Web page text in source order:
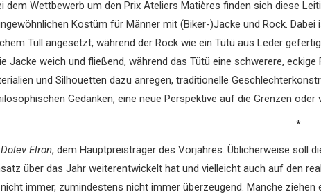
dem Wettbewerb um den Prix Ateliers Matières finden sich diese
Kostüm für Männer mit (Biker-)Jacke und Rock.
Tüll angesetzt, während der Rock wie ein Tütü aus Leder
Jacke weich und fließend, während das Tütü eine schwerere,
und Silhouetten dazu anregen, traditionelle
Gedanken, eine neue Perspektive auf die Grenzen
*
Dolev Elron, dem Hauptpreisträger des Vorjahres. Üblicherweise soll
über das Jahr weiterentwickelt hat und vielleicht auch auf den
immer, zumindestens nicht immer überzeugend. Manche